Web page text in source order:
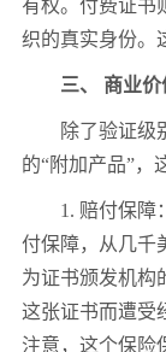
有权。付费证书
织的真实身份。
三、 商业价值
除了验证级别
的“附加产品”，
1. 赔付保障：
付保障，从几千
为证书颁发机构
这张证书而遭受
注意，这个保险